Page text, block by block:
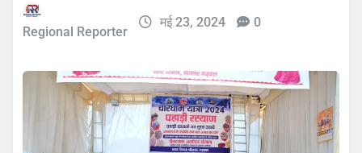
Regional Reporter
मई 23, 2024 0